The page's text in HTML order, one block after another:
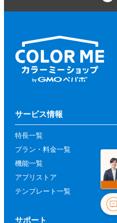
サービス情報
特長一覧
プラン・料金一覧
機能一覧
アプリストア
テンプレート一覧
サポート